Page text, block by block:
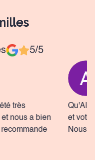
5/5
professionnalisme
merci infiniment.